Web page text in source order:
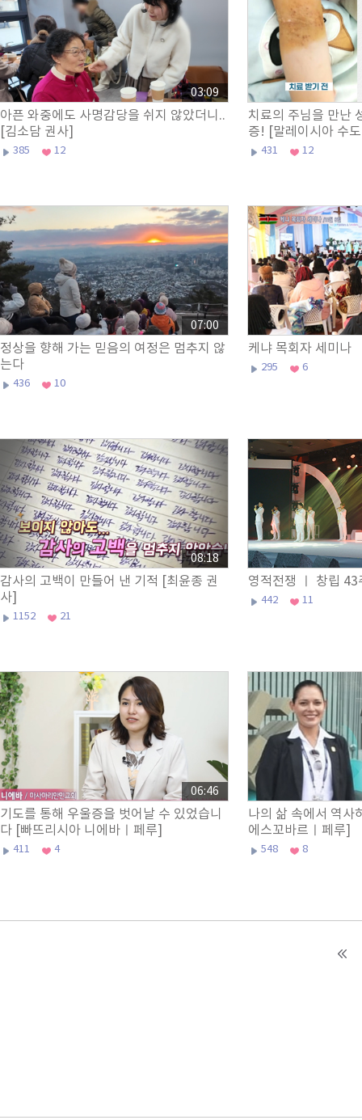
아픈 와중에도 사명감당을 쉬지 않았더니..
[김소담 권사]
385 12
03:09
치료의 주님을 만난
증! [말레이시아 수
431 12
정상을 향해 가는 믿음의 여정은 멈추지 않
는다
436 10
07:00
케냐 목회자 세미나
295 6
감사의 고백이 만들어 낸 기적 [최윤종 권
사]
1152 21
08:18
영적전쟁 ㅣ 창립
442 11
기도를 통해 우울증을 벗어날 수 있었습니
다 [빠뜨리시아 니에바ㅣ페루]
411 4
06:46
나의 삶 속에서 역사
에스꼬바르ㅣ페루]
548 8